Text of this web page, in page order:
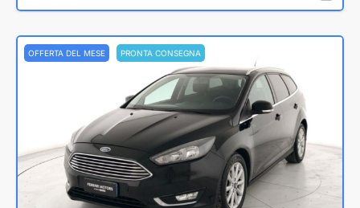
OFFERTA DEL MESE PRONTA CONSEGNA